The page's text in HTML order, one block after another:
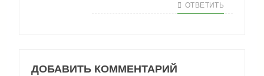
ОТВЕТИТЬ
ДОБАВИТЬ КОММЕНТАРИЙ